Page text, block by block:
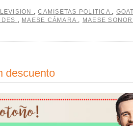
,CAMISETAS POLITICA ,
, MAESE CÁMARA , MAESE
descuento